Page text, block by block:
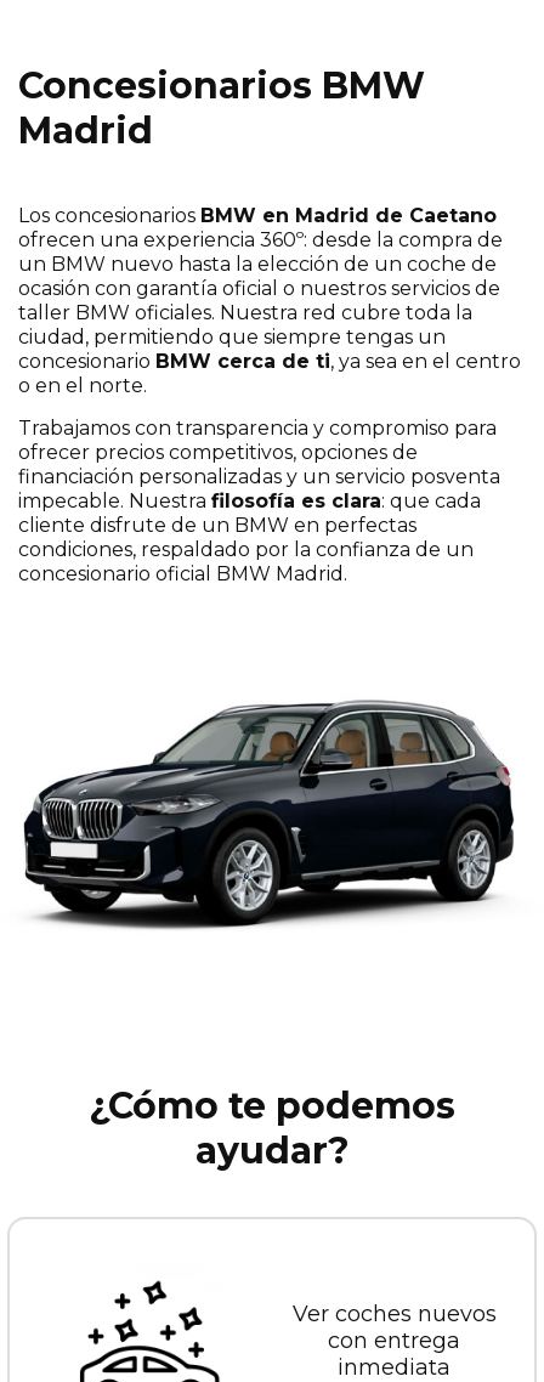
Concesionarios BMW
Madrid
Los concesionarios BMW en Madrid de Caetano
ofrecen una experiencia 360º: desde la compra de
un BMW nuevo hasta la elección de un coche de
ocasión con garantía oficial o nuestros servicios de
taller BMW oficiales. Nuestra red cubre toda la
ciudad, permitiendo que siempre tengas un
concesionario BMW cerca de ti, ya sea en el centro
o en el norte.
Trabajamos con transparencia y compromiso para
ofrecer precios competitivos, opciones de
financiación personalizadas y un servicio posventa
impecable. Nuestra filosofía es clara: que cada
cliente disfrute de un BMW en perfectas
condiciones, respaldado por la confianza de un
concesionario oficial BMW Madrid.
¿Cómo te podemos
ayudar?
Ver coches nuevos
con entrega
inmediata